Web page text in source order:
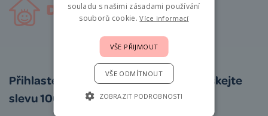
Přihlaste se k odběru newsletteru a získejte
slevu 100 Kč na první nákup
souladu s našimi zásadami používání
souborů cookie.Více informací
VŠE PŘIJMOUT
VŠE ODMÍTNOUT
ZOBRAZIT PODROBNOSTI